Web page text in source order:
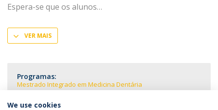
Espera-se que os alunos
VER MAIS
Programas:
Mestrado Integrado em Medicina Dentária
We use cookies